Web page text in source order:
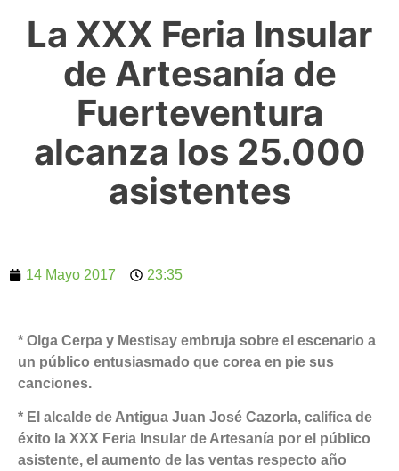
La XXX Feria Insular
de Artesanía de
Fuerteventura
alcanza los 25.000
asistentes
14 Mayo 2017 23:35
* Olga Cerpa y Mestisay embruja sobre el escenario a
un público entusiasmado que corea en pie sus
canciones.
* El alcalde de Antigua Juan José Cazorla, califica de
éxito la XXX Feria Insular de Artesanía por el público
asistente, el aumento de las ventas respecto año